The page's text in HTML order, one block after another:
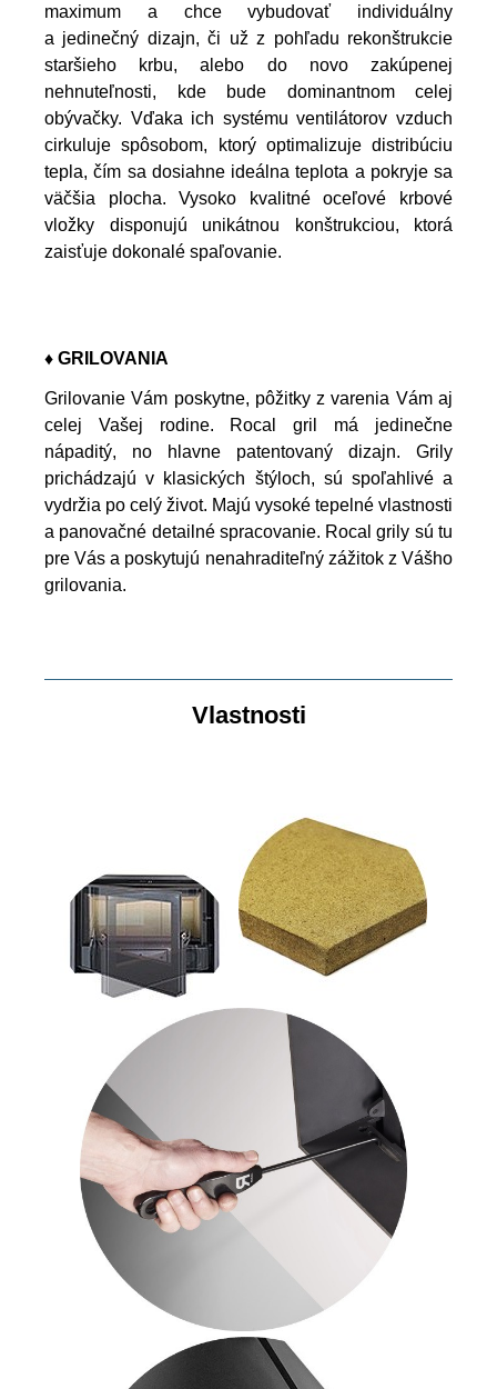
maximum a chce vybudovať individuálny
a jedinečný dizajn, či už z pohľadu rekonštrukcie
staršieho krbu, alebo do novo zakúpenej
nehnuteľnosti, kde bude dominantnom celej
obývačky. Vďaka ich systému ventilátorov vzduch
cirkuluje spôsobom, ktorý optimalizuje distribúciu
tepla, čím sa dosiahne ideálna teplota a pokryje sa
väčšia plocha. Vysoko kvalitné oceľové krbové
vložky disponujú unikátnou konštrukciou, ktorá
zaisťuje dokonalé spaľovanie.
♦ GRILOVANIA
Grilovanie Vám poskytne, pôžitky z varenia Vám aj
celej Vašej rodine. Rocal gril má jedinečne
nápaditý, no hlavne patentovaný dizajn. Grily
prichádzajú v klasických štýloch, sú spoľahlivé a
vydržia po celý život. Majú vysoké tepelné vlastnosti
a panovačné detailné spracovanie. Rocal grily sú tu
pre Vás a poskytujú nenahraditeľný zážitok z Vášho
grilovania.
Vlastnosti